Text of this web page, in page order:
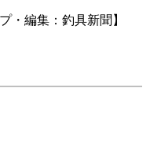
・編集：釣具新聞】